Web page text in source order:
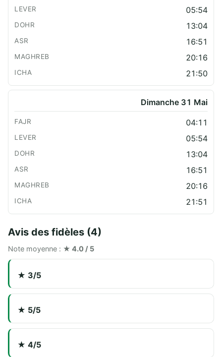
05:54
13:04
16:51
20:16
21:50
Dimanche 31 Mai
04:11
05:54
13:04
16:51
20:16
21:51
Avis des fidèles (4)
Note moyenne : ★ 4.0 / 5
★ 3/5
★ 5/5
★ 4/5